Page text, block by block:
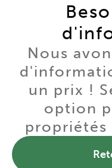
Nous
un prix !
option
propriétés